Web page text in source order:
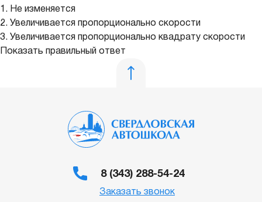
1. Не изменяется
2. Увеличивается пропорционально скорости
3. Увеличивается пропорционально квадрату скорости
Показать правильный ответ
8 (343) 288-54-24
Заказать звонок